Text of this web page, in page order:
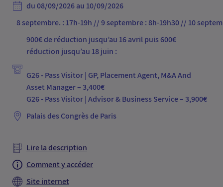
du 08/09/2026 au 10/09/2026
8 septembre. : 17h-19h // 9 septembre : 8h-19h30 // 10
900€ de réduction jusqu’au 16 avril puis 600€
réduction jusqu’au 18 juin :
G26 - Pass Visitor | GP, Placement Agent, M&A And
Asset Manager – 3,400€
Palais des Congrès de Paris
Lire la description
Comment y accéder
Site internet